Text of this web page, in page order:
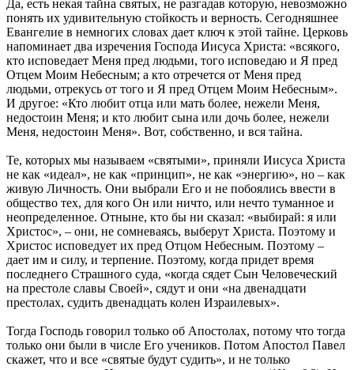
Да, есть некая тайна святых, не разгадав которую, невозможно
понять их удивительную стойкость и верность. Сегодняшнее
Евангелие в немногих словах дает ключ к этой тайне. Церковь
напоминает два изречения Господа Иисуса Христа: «всякого,
кто исповедает Меня пред людьми, того исповедаю и Я пред
Отцем Моим Небесным; а кто отречется от Меня пред
людьми, отрекусь от того и Я пред Отцем Моим Небесным».
И другое: «Кто любит отца или мать более, нежели Меня,
недостоин Меня; и кто любит сына или дочь более, нежели
Меня, недостоин Меня». Вот, собственно, и вся тайна.
Те, которых мы называем «святыми», приняли Иисуса Христа
не как «идеал», не как «принцип», не как «энергию», но – как
живую Личность. Они выбрали Его и не побоялись ввести в
общество тех, для кого Он или ничто, или нечто туманное и
неопределенное. Отныне, кто бы ни сказал: «выбирай: я или
Христос», – они, не сомневаясь, выберут Христа. Поэтому и
Христос исповедует их пред Отцом Небесным. Поэтому –
дает им и силу, и терпение. Поэтому, когда придет время
последнего Страшного суда, «когда сядет Сын Человеческий
на престоле славы Своей», сядут и они «на двенадцати
престолах, судить двенадцать колен Израилевых».
Тогда Господь говорил только об Апостолах, потому что тогда
только они были в числе Его учеников. Потом Апостол Павел
скажет, что и все «святые будут судить», и не только